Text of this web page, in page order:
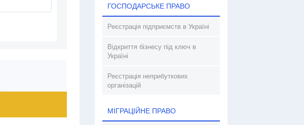
ГОСПОДАРСЬКЕ ПРАВО
Реєстрація підприємств в Україні
Відкриття бізнесу під ключ в
Україні
Реєстрація неприбуткових
організацій
МІГРАЦІЙНЕ ПРАВО